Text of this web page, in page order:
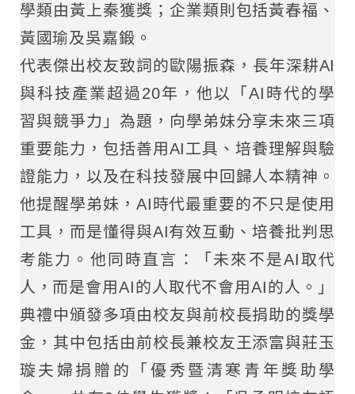
學類由黃上秦獲獎；企業類則包括黃春福、
黃國瑜及吳嘉鍛。
代表傑出校友致詞的歐陽振森，長年深耕AI
與科技產業超過20年，他以「AI時代的學
習與競爭力」為題，向學弟妹分享未來三項
重要能力，包括善用AI工具、培養理解與驗
證能力，以及在科技發展中回歸人本精神。
他提醒學弟妹，AI時代最重要的不只是使用
工具，而是懂得與AI有效互動、培養批判思
考能力。他同時直言：「未來不是AI取代
人，而是會用AI的人取代不會用AI的人。」
典禮中頒發多項由校友與前校長捐助的獎學
金，其中包括由前校長兼校友王添富與莊玉
璇夫婦捐贈的「優秀暨清寒青年獎助學